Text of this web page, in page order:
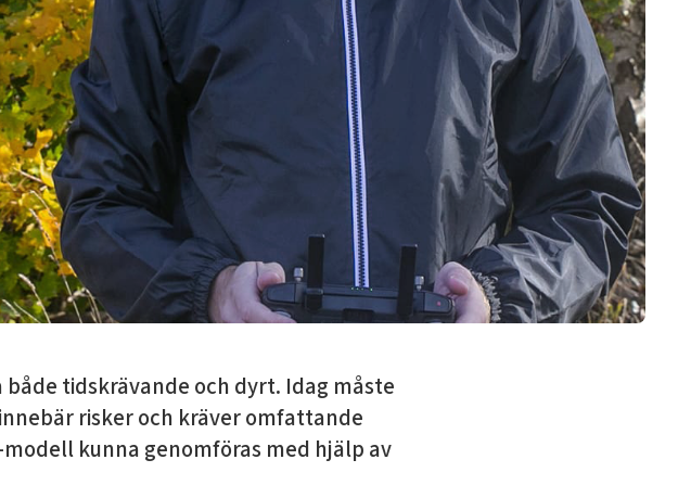
tidskrävande och dyrt. Idag måste
risker och kräver omfattande
kunna genomföras med hjälp av